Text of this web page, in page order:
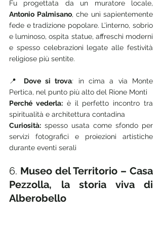
Antonio Palmisano, che unì sapientemente
fede e tradizione popolare. L’interno, sobrio
e luminoso, ospita statue, affreschi moderni
e spesso celebrazioni legate alle festività
religiose più sentite.
📍 Dove si trova: in cima a via Monte
Pertica, nel punto più alto del Rione Monti
Perché vederla: è il perfetto incontro tra
spiritualità e architettura contadina
Curiosità: spesso usata come sfondo per
servizi fotografici e proiezioni artistiche
durante eventi serali
6. Museo del Territorio – Casa
Pezzolla, la storia viva di
Alberobello